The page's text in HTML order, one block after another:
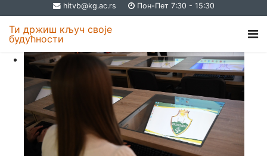
hitvb@kg.ac.rs
Пон-Пет 7:30 - 15:30
Ти држиш кључ своје
будућности